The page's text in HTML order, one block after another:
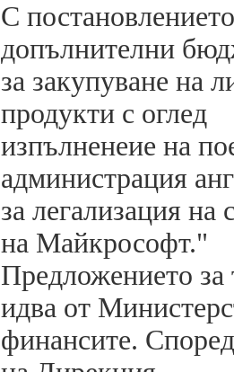
С
допълнителни
за закупуване на
продукти с оглед
изпълненеие на
администрация
за легализация на
на Майкрософт."
Предложението за
идва от
финансите.